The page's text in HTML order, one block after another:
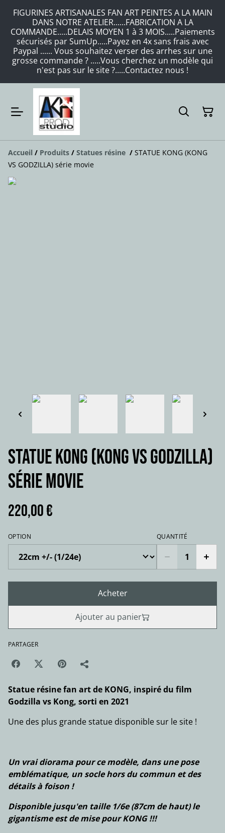
FIGURINES ARTISANALES FAN ART PEINTES A LA MAIN
DANS NOTRE ATELIER......FABRICATION A LA
COMMANDE.....DELAIS MOYEN 1 à 3 MOIS.....Paiements
sécurisés par SumUp.....Payez en 4x sans frais avec
Paypal ...... Vous souhaitez verser des arrhes sur une
grosse commande ? .....Vous cherchez un modèle qui
n'est pas sur le site ?.....Contactez nous !
Accueil / Produits / Statues résine / STATUE KONG (KONG
VS GODZILLA) série movie
STATUE KONG (KONG VS GODZILLA)
série movie
220,00 €
OPTION QUANTITÉ
Acheter
Ajouter au panier
PARTAGER
Statue résine fan art de KONG, inspiré du film
Godzilla vs Kong, sorti en 2021
Une des plus grande statue disponible sur le site !
Un vrai diorama pour ce modèle, dans une pose
emblématique, un socle hors du commun et des
détails à foison !
Disponible jusqu'en taille 1/6e (87cm de haut) le
gigantisme est de mise pour KONG !!!